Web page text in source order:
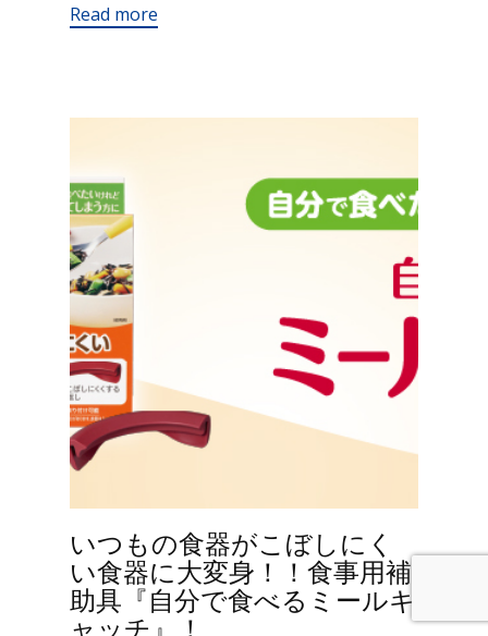
Read more
いつもの食器がこぼしにく
い食器に大変身！！食事用補
助具『自分で食べるミールキ
ャッチ』！